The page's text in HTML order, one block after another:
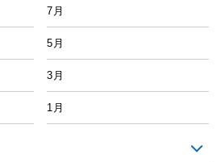
7月
5月
3月
1月